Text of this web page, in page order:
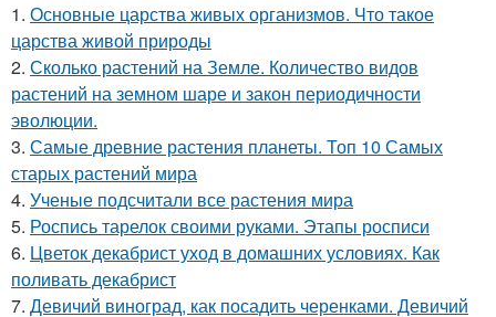
1. Основные царства живых организмов. Что такое
царства живой природы
2. Сколько растений на Земле. Количество видов
растений на земном шаре и закон периодичности
эволюции.
3. Самые древние растения планеты. Топ 10 Самых
старых растений мира
4. Ученые подсчитали все растения мира
5. Роспись тарелок своими руками. Этапы росписи
6. Цветок декабрист уход в домашних условиях. Как
поливать декабрист
7. Девичий виноград, как посадить черенками. Девичий